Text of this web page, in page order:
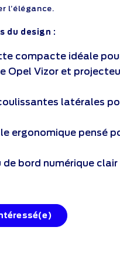
l’élégance.
du design :
compacte idéale
Opel Vizor et
latérales
ergonomique pensé
de bord numérique